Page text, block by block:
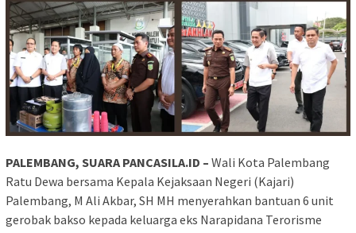
PALEMBANG, SUARA PANCASILA.ID – Wali Kota Palembang
Ratu Dewa bersama Kepala Kejaksaan Negeri (Kajari)
Palembang, M Ali Akbar, SH MH menyerahkan bantuan 6 unit
gerobak bakso kepada keluarga eks Narapidana Terorisme